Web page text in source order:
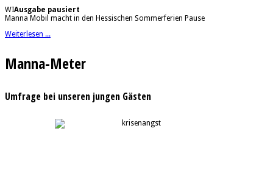
WIAusgabe pausiert
Manna Mobil macht in den Hessischen Sommerferien Pause
Weiterlesen ...
Manna-Meter
Umfrage bei unseren jungen Gästen